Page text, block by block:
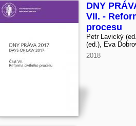
DNY
VII. -
procesu
Petr Lavický
(ed.), Eva
2018